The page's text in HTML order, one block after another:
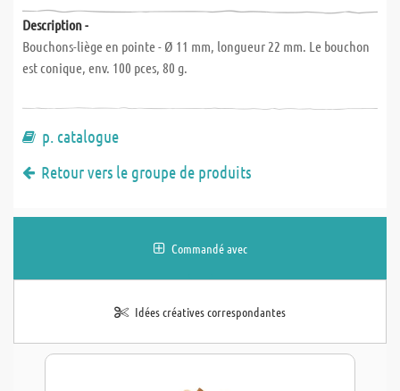
Description -
Bouchons-liège en pointe - Ø 11 mm, longueur 22 mm. Le bouchon
est conique, env. 100 pces, 80 g.
p. catalogue
Retour vers le groupe de produits
Commandé avec
Idées créatives correspondantes